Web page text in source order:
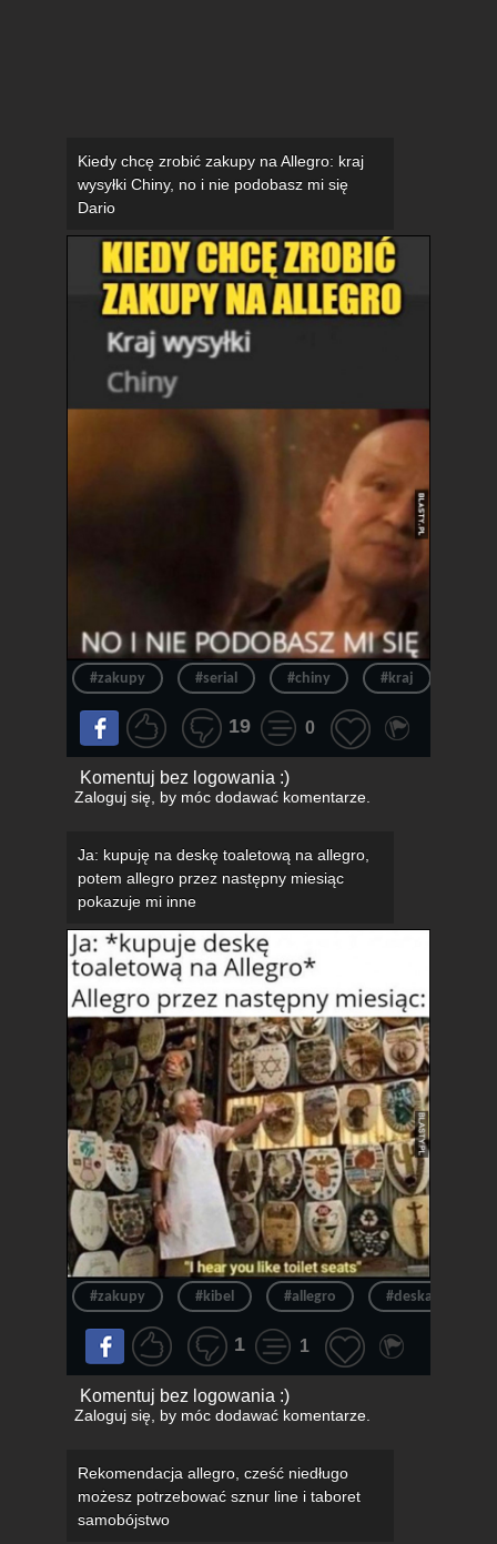
Kiedy chcę zrobić zakupy na Allegro: kraj
wysyłki Chiny, no i nie podobasz mi się
Dario
#zakupy #serial #chiny #kraj
19 0
Komentuj bez logowania :)
Zaloguj się, by móc dodawać komentarze.
Ja: kupuję na deskę toaletową na allegro,
potem allegro przez następny miesiąc
pokazuje mi inne
#zakupy #kibel #allegro #deska
1 1
Komentuj bez logowania :)
Zaloguj się, by móc dodawać komentarze.
Rekomendacja allegro, cześć niedługo
możesz potrzebować sznur line i taboret
samobójstwo